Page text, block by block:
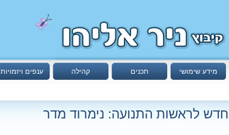
ענפים ויזמויות קהילה תכנים מידע שימושי
לראשות התנועה: נימרוד מדר